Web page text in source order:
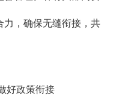
力，确保无缝衔接，共
好政策衔接